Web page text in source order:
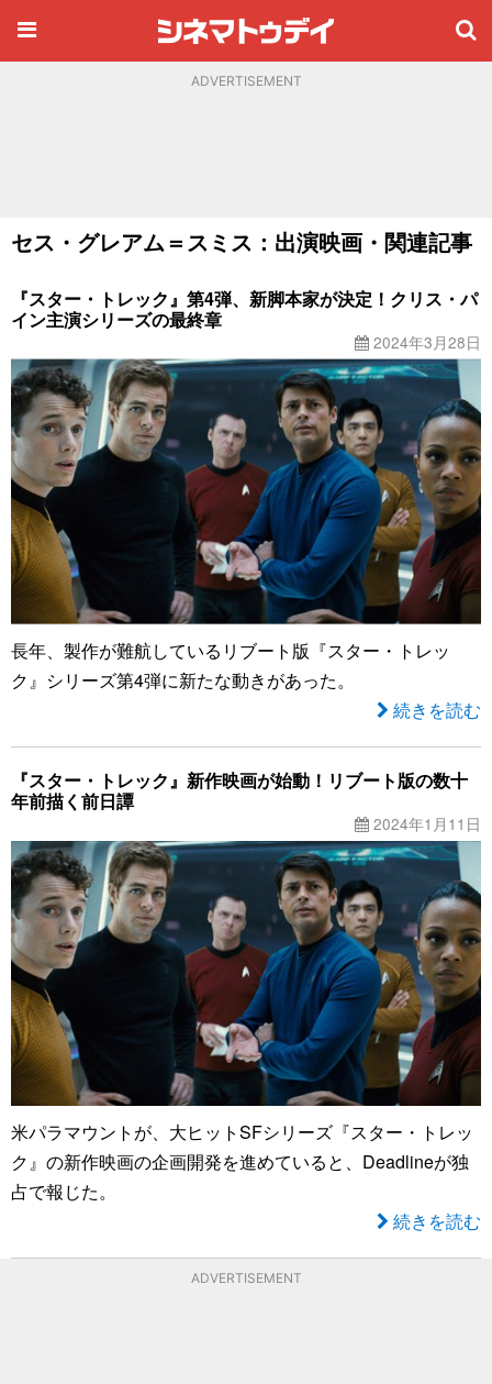
ADVERTISEMENT
セス・グレアム＝スミス：出演映画・関連記事
『スター・トレック』第4弾、新脚本家が決定！クリス・パ
イン主演シリーズの最終章
2024年3月28日
長年、製作が難航しているリブート版『スター・トレッ
ク』シリーズ第4弾に新たな動きがあった。
続きを読む
『スター・トレック』新作映画が始動！リブート版の数十
年前描く前日譚
2024年1月11日
米パラマウントが、大ヒットSFシリーズ『スター・トレッ
ク』の新作映画の企画開発を進めていると、Deadlineが独
占で報じた。
続きを読む
ADVERTISEMENT